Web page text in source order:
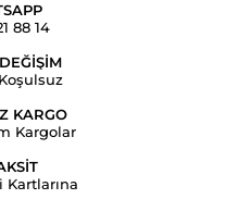
88 14
KARGO
Kargolar
Kartlarına